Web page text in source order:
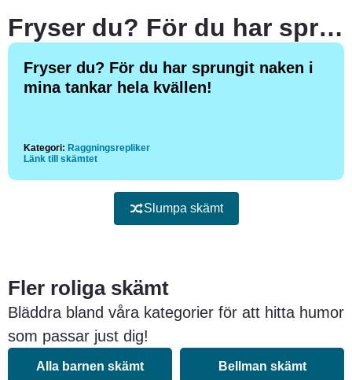
Fryser du? För du har sprungit naken i mina tankar hela kvällen!
Fryser du? För du har sprungit naken i
mina tankar hela kvällen!
Kategori: Raggningsrepliker
Länk till skämtet
Slumpa skämt
Fler roliga skämt
Bläddra bland våra kategorier för att hitta humor
som passar just dig!
Alla barnen skämt Bellman skämt